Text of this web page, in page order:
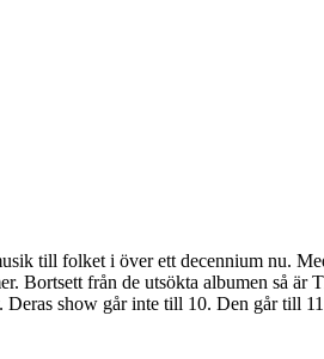
till folket i över ett decennium nu.
Bortsett från de utsökta albumen så
show går inte till 10. Den går till